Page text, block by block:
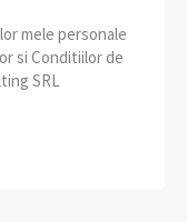
mele personale
si Conditiilor de
SRL